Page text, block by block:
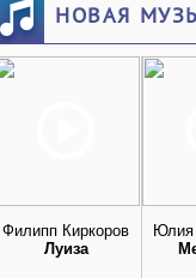
НОВАЯ
Филипп Киркоров
Луиза
Юлия